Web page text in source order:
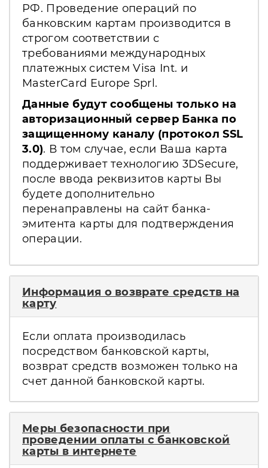
РФ. Проведение операций по
банковским картам производится в
строгом соответствии с
требованиями международных
платежных систем Visa Int. и
MasterCard Europe Sprl.
Данные будут сообщены только на
авторизационный сервер Банка по
защищенному каналу (протокол SSL
3.0). В том случае, если Ваша карта
поддерживает технологию 3DSecure,
после ввода реквизитов карты Вы
будете дополнительно
перенаправлены на сайт банка-
эмитента карты для подтверждения
операции.
Информация о возврате средств на
карту
Если оплата производилась
посредством банковской карты,
возврат средств возможен только на
счет данной банковской карты.
Меры безопасности при
проведении оплаты с банковской
карты в интернете